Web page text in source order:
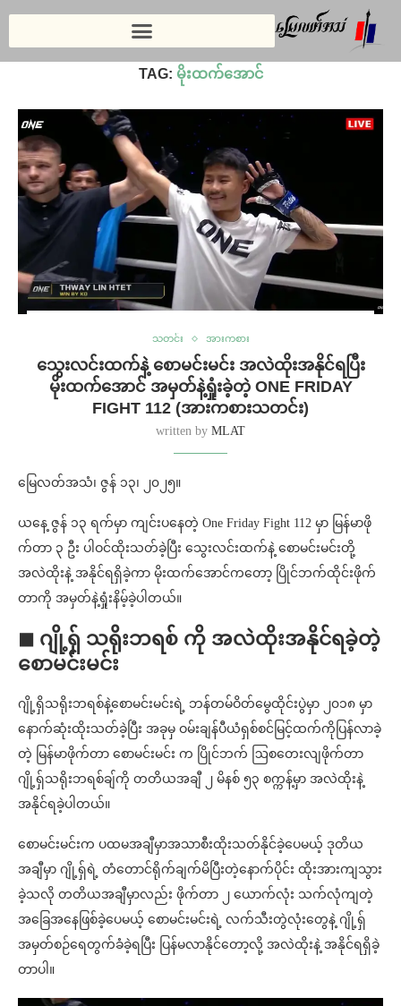
TAG: မိုးထက်အောင်
သတင်း အားကစား
သွေးလင်းထက်နဲ့ စောမင်းမင်း အလဲထိုးအနိုင်ရပြီး
မိုးထက်အောင် အမှတ်နဲ့ရှုံးခဲ့တဲ့ ONE FRIDAY
FIGHT 112 (အားကစားသတင်း)
written by MLAT
မြေလတ်အသံ၊ ဇွန် ၁၃၊ ၂၀၂၅။
ယနေ့ ဇွန် ၁၃ ရက်မှာ ကျင်းပနေတဲ့ One Friday Fight 112 မှာ မြန်မာဖို
က်တာ ၃ ဦး ပါဝင်ထိုးသတ်ခဲ့ပြီး သွေးလင်းထက်နဲ့ စောမင်းမင်းတို့
အလဲထိုးနဲ့ အနိုင်ရရှိခဲ့ကာ မိုးထက်အောင်ကတော့ ပြိုင်ဘက်ထိုင်းဖိုက်
တာကို အမှတ်နဲ့ရှုံးနိမ့်ခဲ့ပါတယ်။
◼ ဂျို့ရှ် သရိုးဘရစ် ကို အလဲထိုးအနိုင်ရခဲ့တဲ့
စောမင်းမင်း
ဂျို့ရှိသရိုးဘရစ်နဲ့စောမင်းမင်းရဲ့ ဘန်တမ်ဝိတ်မွေထိုင်းပွဲမှာ ၂၀၁၈ မှာ
နောက်ဆုံးထိုးသတ်ခဲ့ပြီး အခုမှ ဝမ်းချန်ပီယံရှစ်စင်မြင့်ထက်ကိုပြန်လာခဲ့
တဲ့ မြန်မာဖိုက်တာ စောမင်းမင်း က ပြိုင်ဘက် ဩစတေးလျဖိုက်တာ
ဂျို့ရှ်သရိုးဘရစ်ချ်ကို တတိယအချီ ၂ မိနစ် ၅၃ စက္ကန့်မှာ အလဲထိုးနဲ့
အနိုင်ရခဲ့ပါတယ်။
စောမင်းမင်းက ပထမအချီမှာအသာစီးထိုးသတ်နိုင်ခဲ့ပေမယ့် ဒုတိယ
အချီမှာ ဂျို့ရှ်ရဲ့ တံတောင်ရိုက်ချက်မိပြီးတဲ့နောက်ပိုင်း ထိုးအားကျသွား
ခဲ့သလို တတိယအချီမှာလည်း ဖိုက်တာ ၂ ယောက်လုံး သက်လုံကျတဲ့
အခြေအနေဖြစ်ခဲ့ပေမယ့် စောမင်းမင်းရဲ့ လက်သီးတွဲလုံးတွေနဲ့ ဂျို့ရှ်
အမှတ်စဉ်ရေတွက်ခံခဲ့ရပြီး ပြန်မလာနိုင်တော့လို့ အလဲထိုးနဲ့ အနိုင်ရရှိခဲ့
တာပါ။